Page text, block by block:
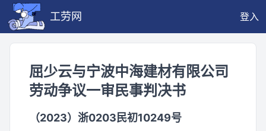
工劳网 登入
屈少云与宁波中海建材有限公司
劳动争议一审民事判决书
（2023）浙0203民初10249号